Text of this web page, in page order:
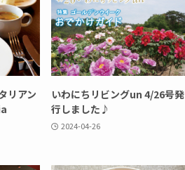
リアン
いわにちリビングun 4/26号発
行しました♪
2024-04-26